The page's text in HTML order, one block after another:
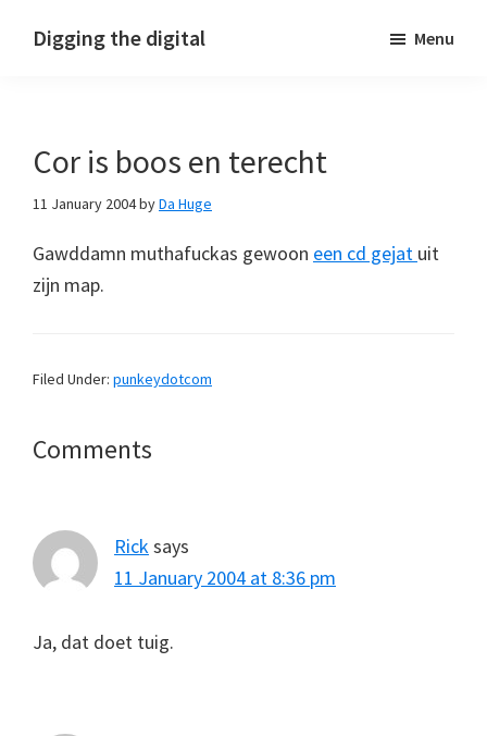
Digging the digital Menu
Cor is boos en terecht
11 January 2004byDa Huge
Gawddamn muthafuckas gewoon een cd gejat uit
zijn map.
Filed Under: punkeydotcom
Reader
Comments
Ricksays
11 January 2004 at 8:36 pm
Ja, dat doet tuig.